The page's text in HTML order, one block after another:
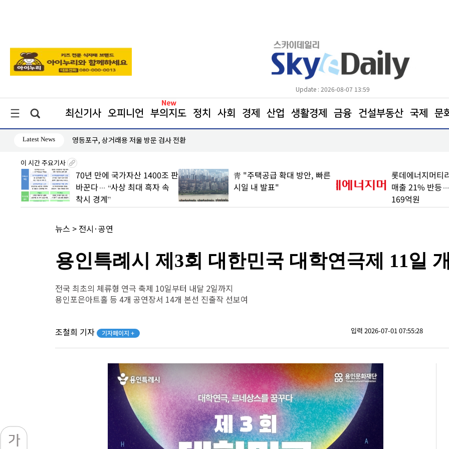
Update : 2026-08-07 13:59
최신기사 오피니언 부의지도 정치 사회 경제 산업 생활경제 금융 건설부동산 국제 문
Latest News 영등포구, 상거래용 저울 방문 검사 전환
이 시간 주요기사
70년 만에 국가자산 1400조 판
바꾼다… “사상 최대 흑자 속
착시 경계”
靑 "주택공급 확대 방안, 빠른
시일 내 발표"
롯데에너지머티
매출 21% 반등
169억원
뉴스 > 전시·공연
용인특례시 제3회 대한민국 대학연극제 11일
전국 최초의 체류형 연극 축제 10일부터 내달 2일까지
용인포은아트홀 등 4개 공연장서 14개 본선 진출작 선보여
조철희 기자 기자페이지 + 입력 2026-07-01 07:55:28